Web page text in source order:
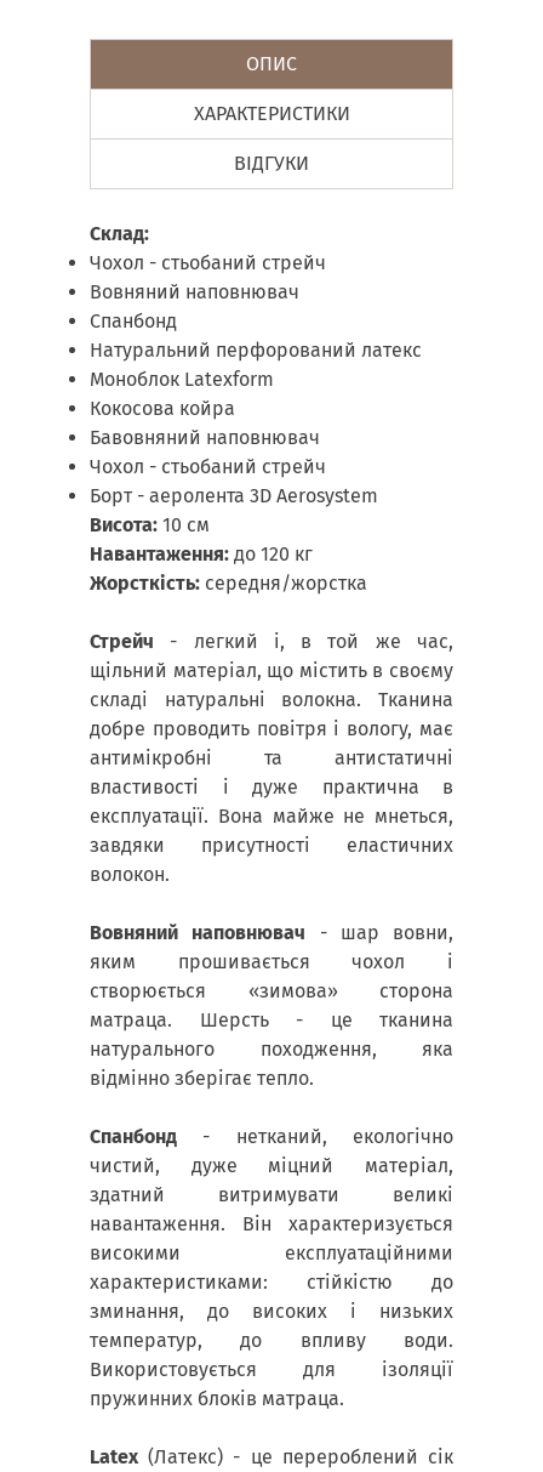
ОПИС
ХАРАКТЕРИСТИКИ
ВІДГУКИ
Склад:
Чохол - стьобаний стрейч
Вовняний наповнювач
Спанбонд
Натуральний перфорований латекс
Моноблок Latexform
Кокосова койра
Бавовняний наповнювач
Чохол - стьобаний стрейч
Борт - аеролента 3D Aerosystem
Висота: 10 см
Навантаження: до 120 кг
Жорсткість: середня/жорстка
Стрейч - легкий і, в той же час,
щільний матеріал, що містить в своєму
складі натуральні волокна. Тканина
добре проводить повітря і вологу, має
антимікробні та антистатичні
властивості і дуже практична в
експлуатації. Вона майже не мнеться,
завдяки присутності еластичних
волокон.
Вовняний наповнювач - шар вовни,
яким прошивається чохол і
створюється «зимова» сторона
матраца. Шерсть - це тканина
натурального походження, яка
відмінно зберігає тепло.
Спанбонд - нетканий, екологічно
чистий, дуже міцний матеріал,
здатний витримувати великі
навантаження. Він характеризується
високими експлуатаційними
характеристиками: стійкістю до
зминання, до високих і низьких
температур, до впливу води.
Використовується для ізоляції
пружинних блоків матраца.
Latex(Латекс) - це перероблений сік